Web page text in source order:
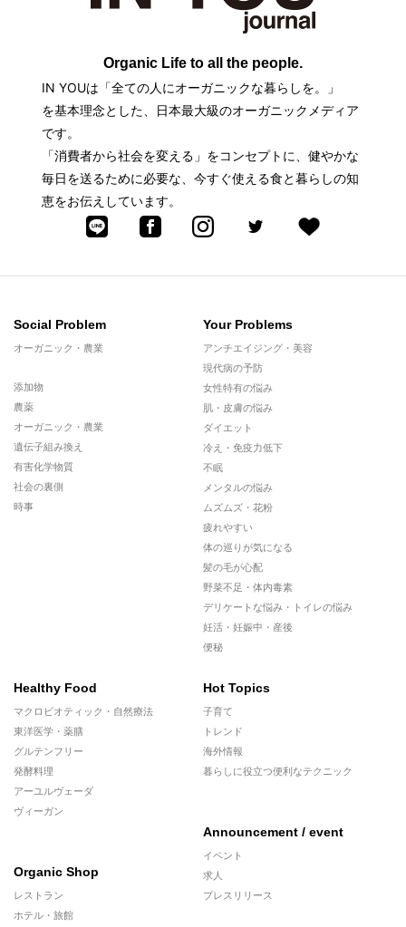
Organic Life to all the people.
IN YOUは「全ての人にオーガニックな暮らしを。」
を基本理念とした、日本最大級のオーガニックメディア
です。
「消費者から社会を変える」をコンセプトに、健やかな
毎日を送るために必要な、今すぐ使える食と暮らしの知
恵をお伝えしています。
Social Problem
オーガニック・農業
添加物
農薬
オーガニック・農業
遺伝子組み換え
有害化学物質
社会の裏側
時事
Your Problems
アンチエイジング・美容
現代病の予防
女性特有の悩み
肌・皮膚の悩み
ダイエット
冷え・免疫力低下
不眠
メンタルの悩み
ムズムズ・花粉
疲れやすい
体の巡りが気になる
髪の毛が心配
野菜不足・体内毒素
デリケートな悩み・トイレの悩み
妊活・妊娠中・産後
便秘
Healthy Food
マクロビオティック・自然療法
東洋医学・薬膳
グルテンフリー
発酵料理
アーユルヴェーダ
ヴィーガン
Organic Shop
レストラン
ホテル・旅館
Hot Topics
子育て
トレンド
海外情報
暮らしに役立つ便利なテクニック
Announcement / event
イベント
求人
プレスリリース